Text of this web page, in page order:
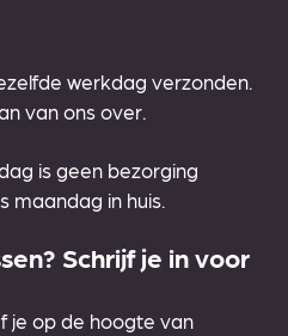
werkdag verzonden.
van ons over.
is geen bezorging
maandag in huis.
Schrijf je in voor
je op de hoogte van